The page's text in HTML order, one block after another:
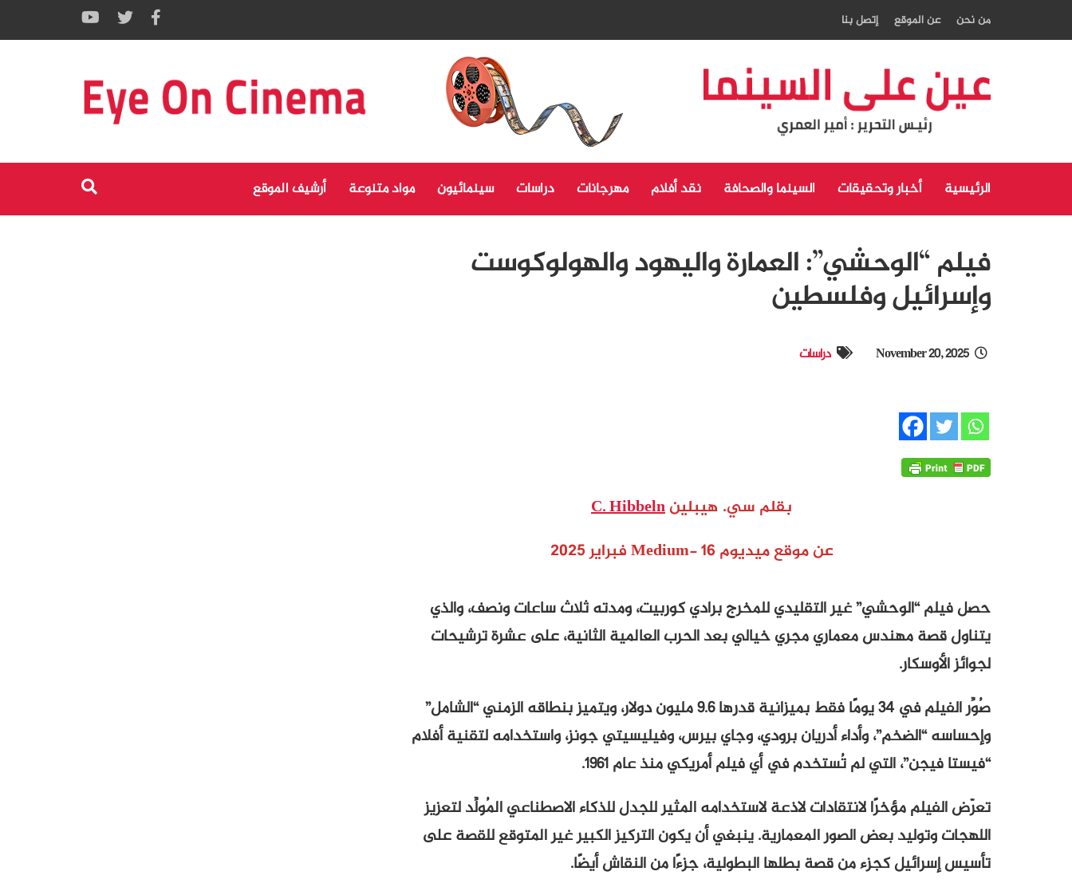
من نحن عن الموقع إتصل بنا
الرئيسية أخبار وتحقيقات السينما والصحافة نقد أفلام مهرجانات دراسات سينمائيون مواد متنوعة أرشيف الموقع
فيلم “الوحشي”: العمارة واليهود والهولوكوست
وإسرائيل وفلسطين
November 20, 2025 دراسات
بقلم سي. هيبلينC. Hibbeln
عن موقع ميديوم Medium- 16 فبراير 2025
حصل فيلم “الوحشي” غير التقليدي للمخرج برادي كوربيت، ومدته ثلاث ساعات ونصف، والذي
يتناول قصة مهندس معماري مجري خيالي بعد الحرب العالمية الثانية، على عشرة ترشيحات
لجوائز الأوسكار.
صُوِّر الفيلم في 34 يومًا فقط بميزانية قدرها 9.6 مليون دولار، ويتميز بنطاقه الزمني “الشامل”
وإحساسه “الضخم”، وأداء أدريان برودي، وجاي بيرس، وفيليسيتي جونز، واستخدامه لتقنية أفلام
“فيستا فيجن”، التي لم تُستخدم في أي فيلم أمريكي منذ عام 1961.
تعرّض الفيلم مؤخرًا لانتقادات لاذعة لاستخدامه المثير للجدل للذكاء الاصطناعي المُولِّد لتعزيز
اللهجات وتوليد بعض الصور المعمارية. ينبغي أن يكون التركيز الكبير غير المتوقع للقصة على
تأسيس إسرائيل كجزء من قصة بطلها البطولية، جزءًا من النقاش أيضًا.